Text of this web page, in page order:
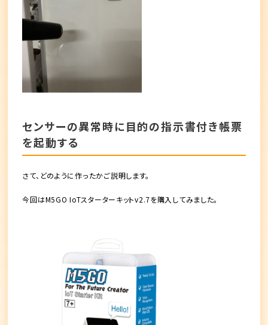
センサーの異常時に目的の指示書付き帳票
を起動する
さて、どのように作ったかご説明します。
今回はM5GO IoTスターターキットv2.7を購入してみました。